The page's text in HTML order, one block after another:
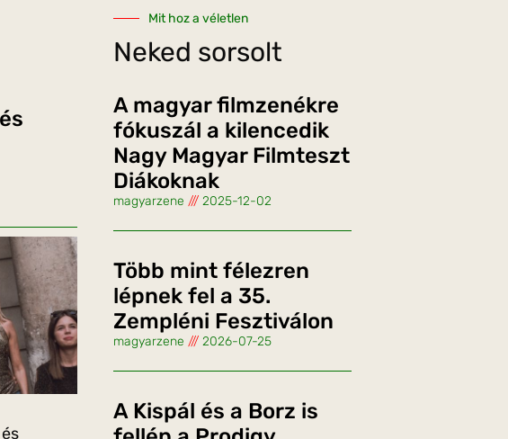
Mit hoz a véletlen
Neked sorsolt
A magyar filmzenékre
fókuszál a kilencedik
Nagy Magyar Filmteszt
Diákoknak
magyarzene 2025-12-02
Több mint félezren
lépnek fel a 35.
Zempléni Fesztiválon
magyarzene 2026-07-25
A Kispál és a Borz is